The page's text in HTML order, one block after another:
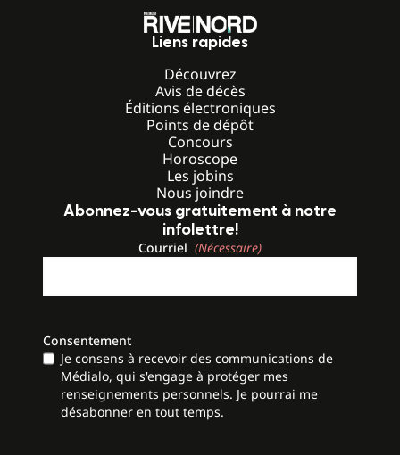
Liens rapides
Découvrez
Avis de décès
Éditions électroniques
Points de dépôt
Concours
Horoscope
Les jobins
Nous joindre
Abonnez-vous gratuitement à notre
infolettre!
Courriel (Nécessaire)
Consentement
Je consens à recevoir des communications de
Médialo, qui s'engage à protéger mes
renseignements personnels. Je pourrai me
désabonner en tout temps.